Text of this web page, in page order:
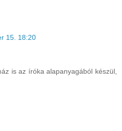
15. 18:20
is az íróka alapanyagából készül,